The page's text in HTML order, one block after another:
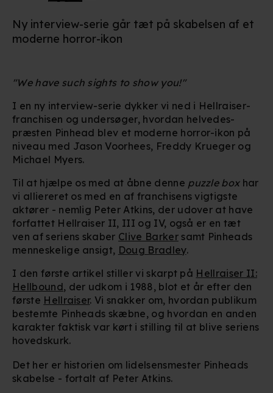
Ny interview-serie går tæt på skabelsen af et
moderne horror-ikon
"We have such sights to show you!"
I en ny interview-serie dykker vi ned i Hellraiser-
franchisen og undersøger, hvordan helvedes-
præsten Pinhead blev et moderne horror-ikon på
niveau med Jason Voorhees, Freddy Krueger og
Michael Myers.
Til at hjælpe os med at åbne denne puzzle boxhar
vi alliereret os med en af franchisens vigtigste
aktører - nemlig Peter Atkins, der udover at have
forfattet Hellraiser II, III og IV, også er en tæt
ven af seriens skaber Clive Barkersamt Pinheads
menneskelige ansigt, Doug Bradley.
I den første artikel stiller vi skarpt på Hellraiser II:
Hellbound, der udkom i 1988, blot et år efter den
første Hellraiser. Vi snakker om, hvordan publikum
bestemte Pinheads skæbne, og hvordan en anden
karakter faktisk var kørt i stilling til at blive seriens
hovedskurk.
Det her er historien om lidelsensmester Pinheads
skabelse - fortalt af Peter Atkins.